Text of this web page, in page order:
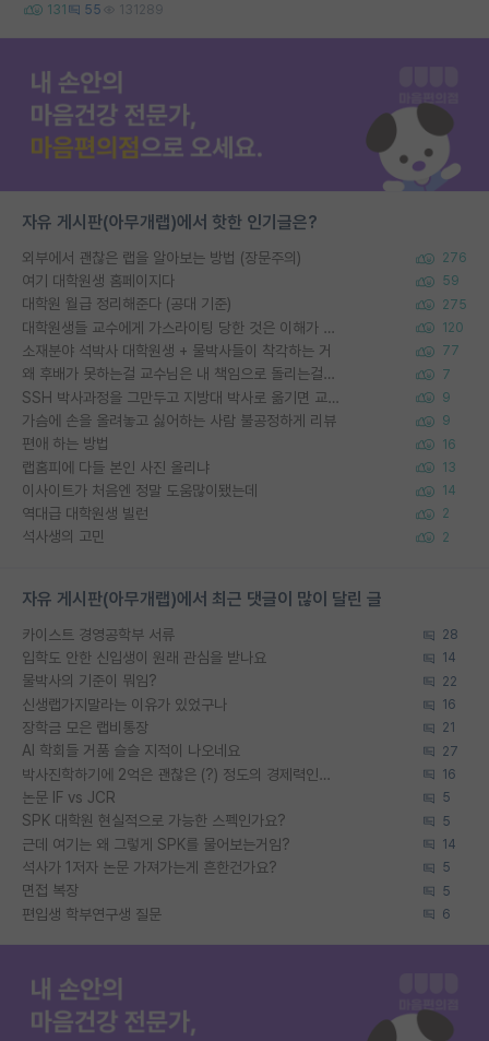
131 55 131289
자유 게시판(아무개랩)에서 핫한 인기글은?
외부에서 괜찮은 랩을 알아보는 방법 (장문주의) 276
여기 대학원생 홈페이지다 59
대학원 월급 정리해준다 (공대 기준) 275
대학원생들 교수에게 가스라이팅 당한 것은 이해가 갑니다. 안타깝네요. 120
소재분야 석박사 대학원생 + 물박사들이 착각하는 거 77
왜 후배가 못하는걸 교수님은 내 책임으로 돌리는걸까요? 7
SSH 박사과정을 그만두고 지방대 박사로 옮기면 교수의 꿈은 끝일까요? 9
가슴에 손을 올려놓고 싫어하는 사람 불공정하게 리뷰 9
편애 하는 방법 16
랩홈피에 다들 본인 사진 올리냐 13
이사이트가 처음엔 정말 도움많이됐는데 14
역대급 대학원생 빌런 2
석사생의 고민 2
자유 게시판(아무개랩)에서 최근 댓글이 많이 달린 글
카이스트 경영공학부 서류 28
입학도 안한 신입생이 원래 관심을 받나요 14
물박사의 기준이 뭐임? 22
신생랩가지말라는 이유가 있었구나 16
장학금 모은 랩비통장 21
AI 학회들 거품 슬슬 지적이 나오네요 27
박사진학하기에 2억은 괜찮은 (?) 정도의 경제력인가요 16
논문 IF vs JCR 5
SPK 대학원 현실적으로 가능한 스펙인가요? 5
근데 여기는 왜 그렇게 SPK를 물어보는거임? 14
석사가 1저자 논문 가져가는게 흔한건가요? 5
면접 복장 5
편입생 학부연구생 질문 6